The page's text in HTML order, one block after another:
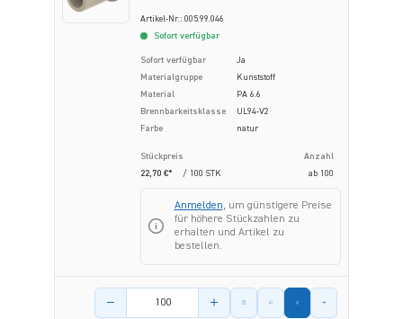
Artikel-Nr.: 005.99.046
Sofort verfügbar
Sofort verfügbar
Ja
Materialgruppe
Kunststoff
Material
PA 6.6
Brennbarkeitsklasse
UL94-V2
Farbe
natur
Stückpreis
Anzahl
22,70 €*
/ 100 STK ab 100
Anmelden, um günstigere Preise
für höhere Stückzahlen zu
erhalten und Artikel zu
bestellen.
Menge des Artikels